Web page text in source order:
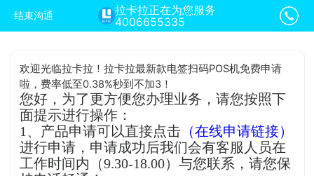
结束沟通
拉卡拉正在为您服务
4006655335
欢迎光临拉卡拉！拉卡拉最新款电签扫码POS机免费申请
啦，费率低至0.38%秒到不加3！
您好，为了更方便您办理业务，请您按照下
面提示进行操作：
1、产品申请可以直接点击 （在线申请链接）
进行申请，申请成功后我们会有客服人员在
工作时间内（9.30-18.00）与您联系，请您保